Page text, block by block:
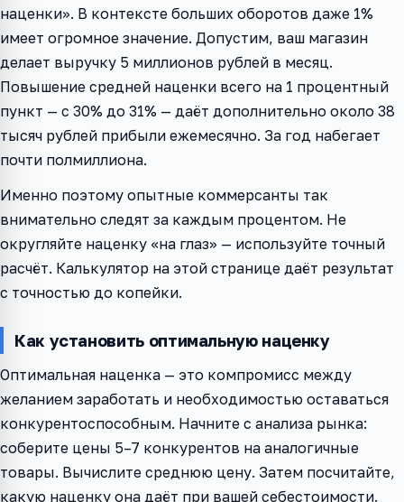
наценки». В контексте больших оборотов даже 1%
имеет огромное значение. Допустим, ваш магазин
делает выручку 5 миллионов рублей в месяц.
Повышение средней наценки всего на 1 процентный
пункт — с 30% до 31% — даёт дополнительно около 38
тысяч рублей прибыли ежемесячно. За год набегает
почти полмиллиона.
Именно поэтому опытные коммерсанты так
внимательно следят за каждым процентом. Не
округляйте наценку «на глаз» — используйте точный
расчёт. Калькулятор на этой странице даёт результат
с точностью до копейки.
Как установить оптимальную наценку
Оптимальная наценка — это компромисс между
желанием заработать и необходимостью оставаться
конкурентоспособным. Начните с анализа рынка:
соберите цены 5–7 конкурентов на аналогичные
товары. Вычислите среднюю цену. Затем посчитайте,
какую наценку она даёт при вашей себестоимости.